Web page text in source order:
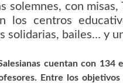
solemnes, con
los centros
solidarias, bailes… y
cuentan con
Entre los